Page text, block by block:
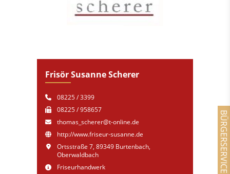
BÜRGERSERVICE
Frisör Susanne Scherer
08225 / 3399
08225 / 958657
thomas_scherer@t-online.de
http://www.friseur-susanne.de
Ortsstraße 7, 89349 Burtenbach,
Oberwaldbach
Friseurhandwerk